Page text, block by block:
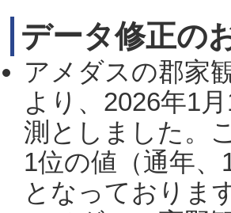
データ修正の
アメダスの郡家
より、2026年1
測としました。
1位の値（通年
となっておりま